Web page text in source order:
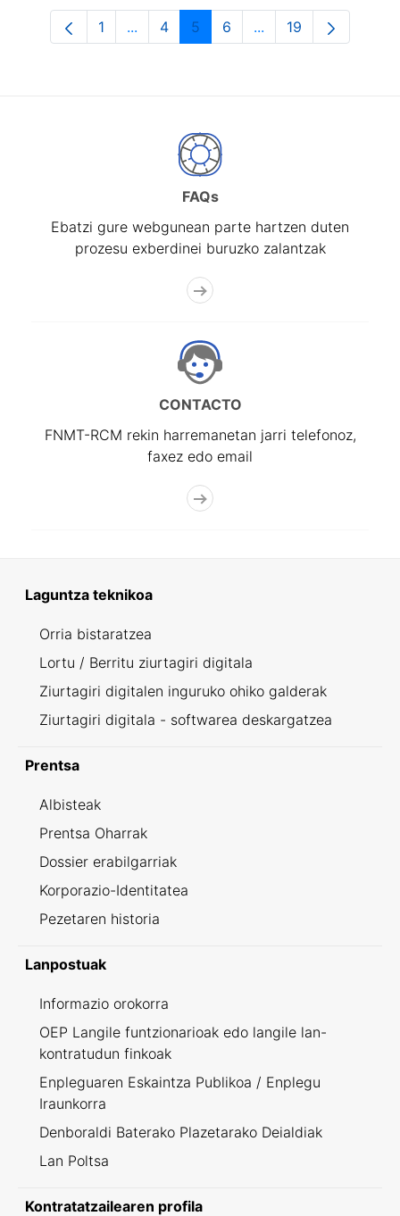
Orrialdea
1 ...Intermediate Pages Use TAB to
Orrialdea
4 Orrialdea
5 Orrialdea
6 ...Intermediate Pages
Orrialdea
19
FAQs
Ebatzi gure webgunean parte hartzen duten
prozesu exberdinei buruzko zalantzak
CONTACTO
FNMT-RCM rekin harremanetan jarri telefonoz,
faxez edo email
Laguntza teknikoa
Orria bistaratzea
Lortu / Berritu ziurtagiri digitala
Ziurtagiri digitalen inguruko ohiko galderak
Ziurtagiri digitala - softwarea deskargatzea
Prentsa
Albisteak
Prentsa Oharrak
Dossier erabilgarriak
Korporazio-Identitatea
Pezetaren historia
Lanpostuak
Informazio orokorra
OEP Langile funtzionarioak edo langile lan-
kontratudun finkoak
Enpleguaren Eskaintza Publikoa / Enplegu
Iraunkorra
Denboraldi Baterako Plazetarako Deialdiak
Lan Poltsa
Kontratatzailearen profila